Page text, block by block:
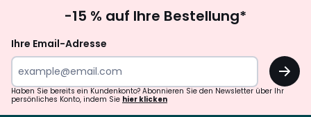
abonnieren
-15 % auf Ihre Bestellung*
Ihre Email-Adresse
OK
Haben Sie bereits ein Kundenkonto? Abonnieren Sie den Newsletter über Ihr
persönliches Konto, indem Sie hier klicken